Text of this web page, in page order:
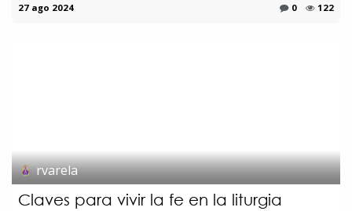
27 ago 2024 0 122
rvarela
Claves para vivir la fe en la liturgia